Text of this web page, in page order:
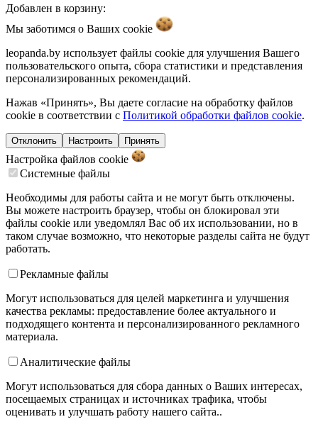
Добавлен в корзину:
Мы заботимся о Ваших cookie
leopanda.by использует файлы cookie для улучшения Вашего
пользовательского опыта, сбора статистики и представления
персонализированных рекомендаций.
Нажав «Принять», Вы даете согласие на обработку файлов
cookie в соответствии с Политикой обработки файлов cookie.
Отклонить Настроить Принять
Настройка файлов cookie
Системные файлы
Необходимы для работы сайта и не могут быть отключены.
Вы можете настроить браузер, чтобы он блокировал эти
файлы cookie или уведомлял Вас об их использовании, но в
таком случае возможно, что некоторые разделы сайта не будут
работать.
Рекламные файлы
Могут использоваться для целей маркетинга и улучшения
качества рекламы: предоставление более актуального и
подходящего контента и персонализированного рекламного
материала.
Аналитические файлы
Могут использоваться для сбора данных о Ваших интересах,
посещаемых страницах и источниках трафика, чтобы
оценивать и улучшать работу нашего сайта..